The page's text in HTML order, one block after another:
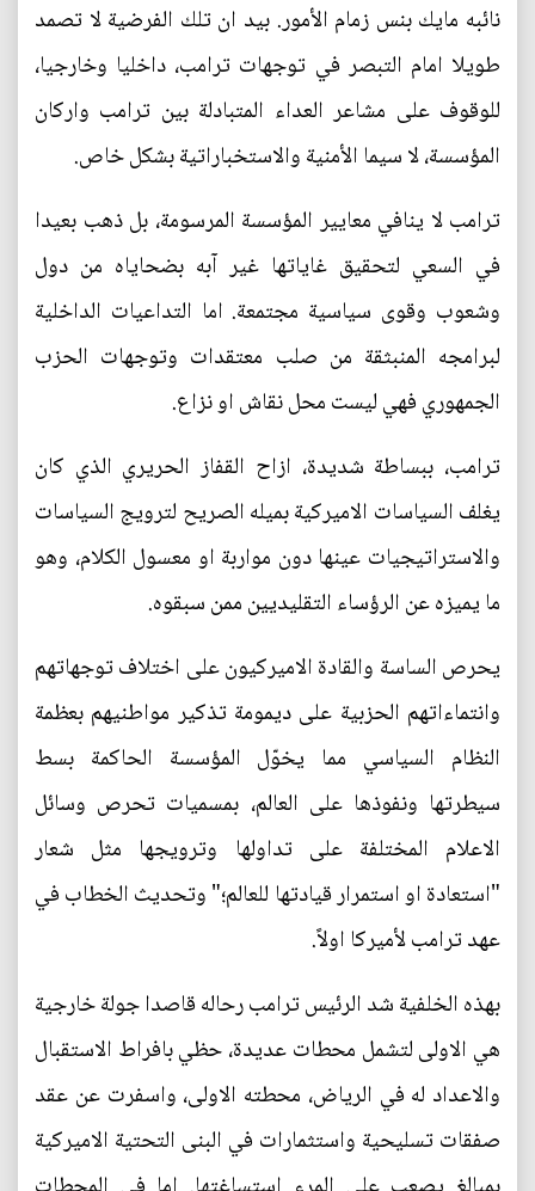
نائبه مايك بنس زمام الأمور. بيد ان تلك الفرضية لا تصمد
طويلا امام التبصر في توجهات ترامب، داخليا وخارجيا،
للوقوف على مشاعر العداء المتبادلة بين ترامب واركان
المؤسسة، لا سيما الأمنية والاستخباراتية بشكل خاص.
ترامب لا ينافي معايير المؤسسة المرسومة، بل ذهب بعيدا
في السعي لتحقيق غاياتها غير آبه بضحاياه من دول
وشعوب وقوى سياسية مجتمعة. اما التداعيات الداخلية
لبرامجه المنبثقة من صلب معتقدات وتوجهات الحزب
الجمهوري فهي ليست محل نقاش او نزاع.
ترامب، ببساطة شديدة، ازاح القفاز الحريري الذي كان
يغلف السياسات الاميركية بميله الصريح لترويج السياسات
والاستراتيجيات عينها دون مواربة او معسول الكلام، وهو
ما يميزه عن الرؤساء التقليديين ممن سبقوه.
يحرص الساسة والقادة الاميركيون على اختلاف توجهاتهم
وانتماءاتهم الحزبية على ديمومة تذكير مواطنيهم بعظمة
النظام السياسي مما يخوّل المؤسسة الحاكمة بسط
سيطرتها ونفوذها على العالم، بمسميات تحرص وسائل
الاعلام المختلفة على تداولها وترويجها مثل شعار
"استعادة او استمرار قيادتها للعالم؛" وتحديث الخطاب في
عهد ترامب لأميركا اولاً.
بهذه الخلفية شد الرئيس ترامب رحاله قاصدا جولة خارجية
هي الاولى لتشمل محطات عديدة، حظي بافراط الاستقبال
والاعداد له في الرياض، محطته الاولى، واسفرت عن عقد
صفقات تسليحية واستثمارات في البنى التحتية الاميركية